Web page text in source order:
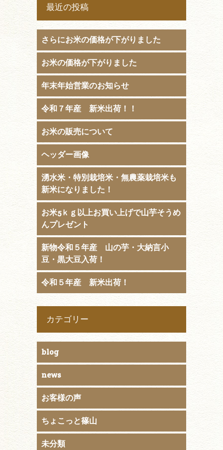
最近の投稿
さらにお米の価格が下がりました
お米の価格が下がりました
年末年始営業のお知らせ
令和７年産 新米出荷！！
お米の販売について
ヘッダー画像
湧水米・特別栽培米・無農薬栽培米も
新米になりました！
お米5ｋｇ以上お買い上げで山芋そうめ
んプレゼント
新物令和５年産 山の芋・大納言小
豆・黒大豆入荷！
令和５年産 新米出荷！
カテゴリー
blog
news
お客様の声
ちょこっと篠山
未分類